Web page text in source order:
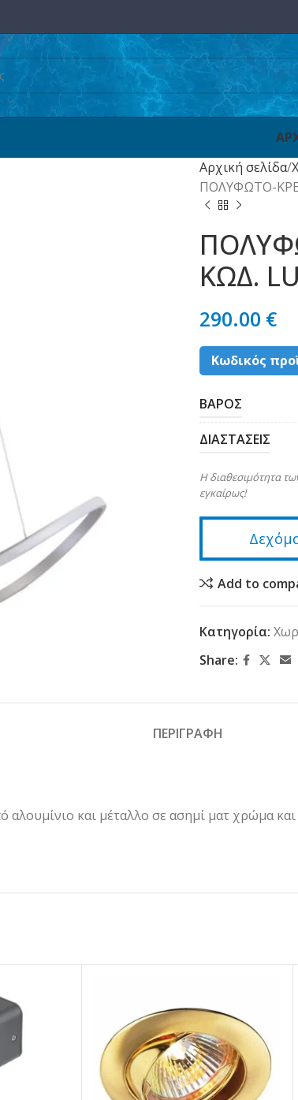
Αρχική σελίδα
ΠΟΛΥΦΩΤΟ-
ΚΩΔ.
290.00 €
Κωδικός
ΒΑΡΟΣ
ΔΙΑΣΤΑΣΕΙΣ
Η διαθεσιμότητα
εγκαίρως!
Add to
Κατηγορία:
Share:
ΠΕΡΙΓΡΑΦΗ
και μέταλλο σε ασημί ματ χρώμα